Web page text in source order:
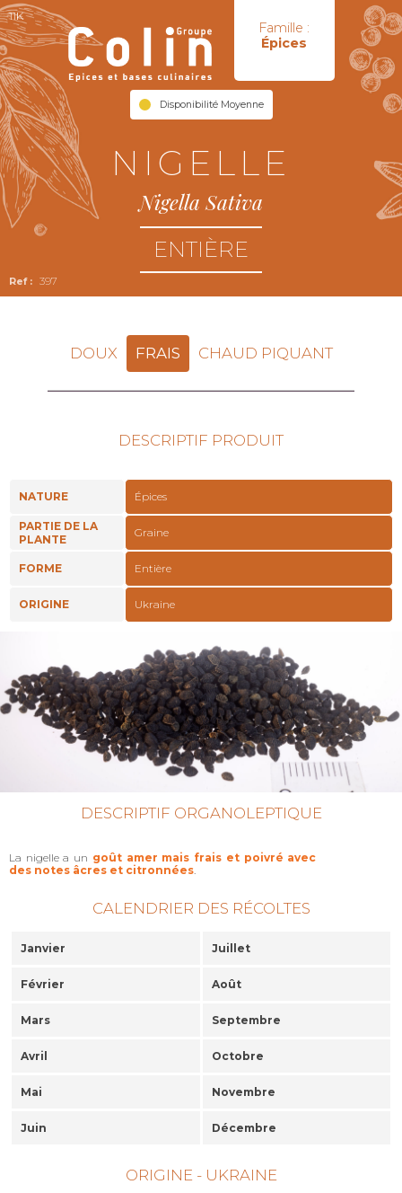
Famille :
Épices
Disponibilité Moyenne
11K
397
NIGELLE
Nigella Sativa
ENTIÈRE
DOUX FRAIS CHAUD PIQUANT
DESCRIPTIF PRODUIT
NATURE Épices
PARTIE DE LA
PLANTE
Graine
FORME Entière
ORIGINE Ukraine
DESCRIPTIF ORGANOLEPTIQUE
La nigelle a un goût amer mais frais et poivré avec
des notes âcres et citronnées
CALENDRIER DES RÉCOLTES
Janvier Juillet
Février Août
Mars Septembre
Avril Octobre
Mai Novembre
Juin Décembre
ORIGINE - UKRAINE